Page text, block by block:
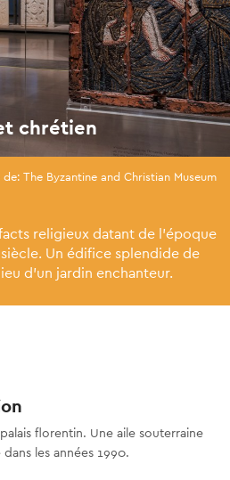
chrétien
The Byzantine and Christian Museum
religieux datant de l'époque
Un édifice splendide de
d’un jardin enchanteur.
florentin. Une aile souterraine
les années 1990.